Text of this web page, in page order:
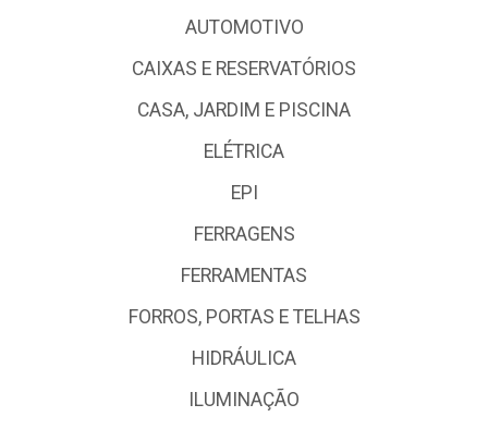
AUTOMOTIVO
CAIXAS E RESERVATÓRIOS
CASA, JARDIM E PISCINA
ELÉTRICA
EPI
FERRAGENS
FERRAMENTAS
FORROS, PORTAS E TELHAS
HIDRÁULICA
ILUMINAÇÃO